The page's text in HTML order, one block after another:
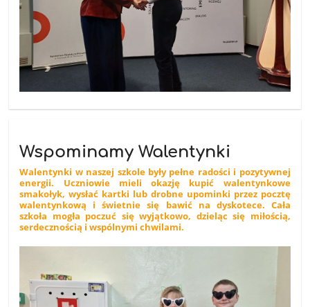
Wspominamy Walentynki
Walentynki w naszej szkole były pełne radości i pozytywnej
energii. Uczniowie mieli okazję kupić walentynkowe
smakołyk, wysłać kartki lub drobne upominki przez pocztę
walentynkową i świetnie się bawić na dyskotece. Cała
szkoła mogła poczuć się wyjątkowo, dzieląc się miłością,
serdecznością i wspólnymi chwilami.